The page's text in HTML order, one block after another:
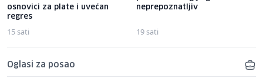
osnovici za plate i uvećan
regres
15 sati
neprepoznatljiv
19 sati
Oglasi za posao